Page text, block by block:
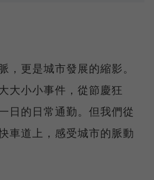
，更是城市發展的縮影。
大小小事件，從節慶狂
日的日常通勤。但我們從
車道上，感受城市的脈動